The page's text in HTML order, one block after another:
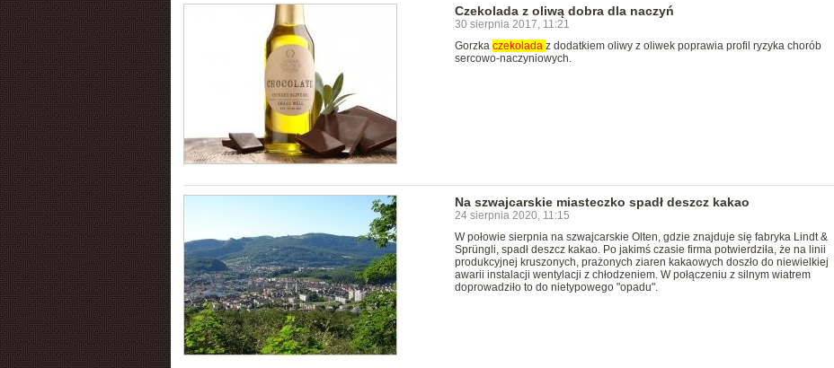
Czekolada z oliwą dobra dla naczyń
30 sierpnia 2017, 11:21
Gorzka czekolada z dodatkiem oliwy z oliwek poprawia profil ryzyka chorób
sercowo-naczyniowych.
Na szwajcarskie miasteczko spadł deszcz kakao
24 sierpnia 2020, 11:15
W połowie sierpnia na szwajcarskie Olten, gdzie znajduje się fabryka Lindt &
Sprüngli, spadł deszcz kakao. Po jakimś czasie firma potwierdziła, że na linii
produkcyjnej kruszonych, prażonych ziaren kakaowych doszło do niewielkiej
awarii instalacji wentylacji z chłodzeniem. W połączeniu z silnym wiatrem
doprowadziło to do nietypowego "opadu".